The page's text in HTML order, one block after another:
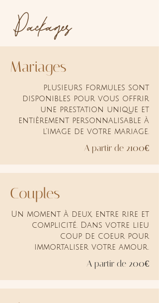
Packages
Mariages
plusieurs formules sont
disponibles pour vous offrir
une prestation unique et
entièrement personnalisable à
l'image de votre mariage.
A partir de 2100€
Couples
Un moment à deux, entre rire et
complicité. Dans votre lieu
coup de coeur pour
immortaliser votre amour.
A partir de 200€